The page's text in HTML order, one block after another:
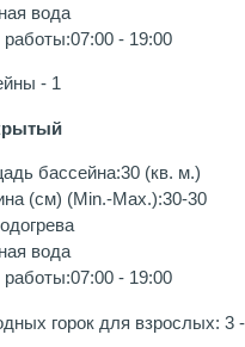
вода
- 19:00
- 1
бассейна:30 (кв. м.)
(см) (Min.-Max.):30-30
вода
- 19:00
горок для взрослых: